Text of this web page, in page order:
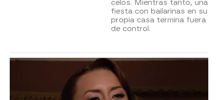
celos. Mientras tanto, una
fiesta con bailarinas en su
propia casa termina fuera
de control.